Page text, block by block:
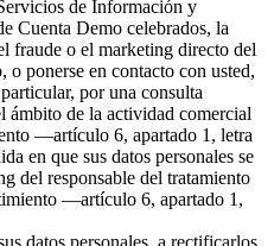
de Información y
Cuenta Demo celebrados, la
fraude o el marketing directo del
o ponerse en contacto con usted,
por una consulta
ámbito de la actividad comercial
—artículo 6, apartado 1, letra
en que sus datos personales se
del responsable del tratamiento
—artículo 6, apartado 1,
datos personales, a rectificarlos,